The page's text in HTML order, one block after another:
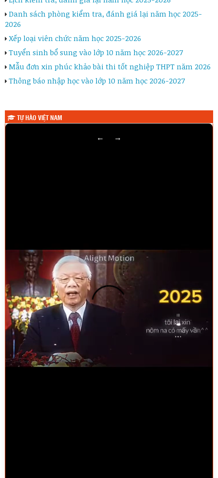
Danh sách phòng kiểm tra, đánh giá lại năm học 2025-
2026
Xếp loại viên chức năm học 2025-2026
Tuyển sinh bổ sung vào lớp 10 năm học 2026-2027
Mẫu đơn xin phúc khảo bài thi tốt nghiệp THPT năm 2026
Thông báo nhập học vào lớp 10 năm học 2026-2027
TỰ HÀO VIỆT NAM
← →